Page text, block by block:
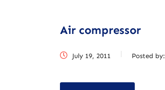
Air compressor
July 19, 2011 Posted by: